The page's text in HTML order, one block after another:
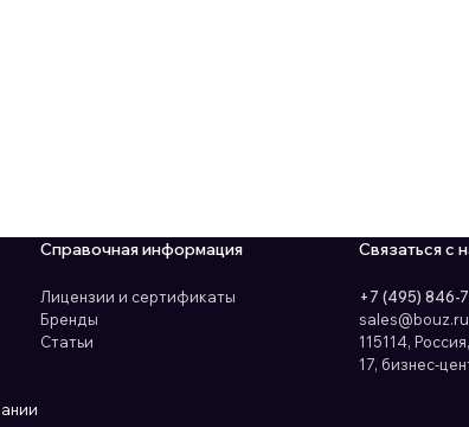
Справочная информация
Лицензии и сертификаты
Бренды
Статьи
Связаться с
+7 (495) 846-
sales@bouz.ru
115114,
17, бизнес-